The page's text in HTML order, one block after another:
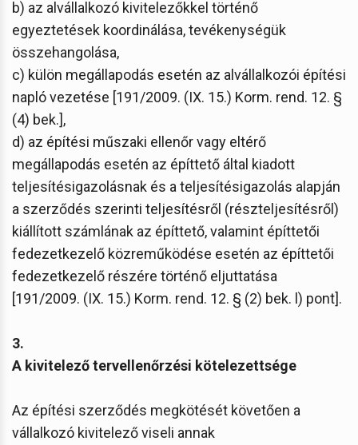
b) az alvállalkozó kivitelezőkkel történő
egyeztetések koordinálása, tevékenységük
összehangolása,
c) külön megállapodás esetén az alvállalkozói építési
napló vezetése [191/2009. (IX. 15.) Korm. rend. 12. §
(4) bek.],
d) az építési műszaki ellenőr vagy eltérő
megállapodás esetén az építtető által kiadott
teljesítésigazolásnak és a teljesítésigazolás alapján
a szerződés szerinti teljesítésről (részteljesítésről)
kiállított számlának az építtető, valamint építtetői
fedezetkezelő közreműködése esetén az építtetői
fedezetkezelő részére történő eljuttatása
[191/2009. (IX. 15.) Korm. rend. 12. § (2) bek. l) pont].
3.
A kivitelező tervellenőrzési kötelezettsége
Az építési szerződés megkötését követően a
vállalkozó kivitelező viseli annak